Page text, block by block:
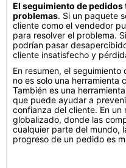
El seguimiento de
problemas. Si un paquete
cliente como el vendedor
para resolver el problema.
podrían pasar
cliente insatisfecho y
En resumen, el
no es solo una herramienta
También es una
que puede ayudar a
confianza del cliente. En
globalizado, donde las
cualquier parte del mundo,
progreso de un pedido es